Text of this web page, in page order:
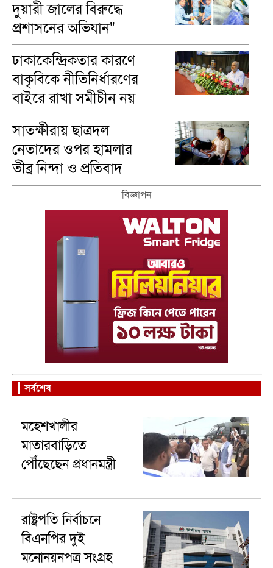
দুয়ারী জালের বিরুদ্ধে
প্রশাসনের অভিযান"
ঢাকাকেন্দ্রিকতার কারণে
বাকৃবিকে নীতিনির্ধারণের
বাইরে রাখা সমীচীন নয়
: উপাচার্য
সাতক্ষীরায় ছাত্রদল
নেতাদের ওপর হামলার
তীব্র নিন্দা ও প্রতিবাদ
জানালেন এমপি পদপ্রার্থী
আব্দুর রউফ
বিজ্ঞাপন
সর্বশেষ
মহেশখালীর
মাতারবাড়িতে
পৌঁছেছেন প্রধানমন্ত্রী
রাষ্ট্রপতি নির্বাচনে
বিএনপির দুই
মনোনয়নপত্র সংগ্রহ